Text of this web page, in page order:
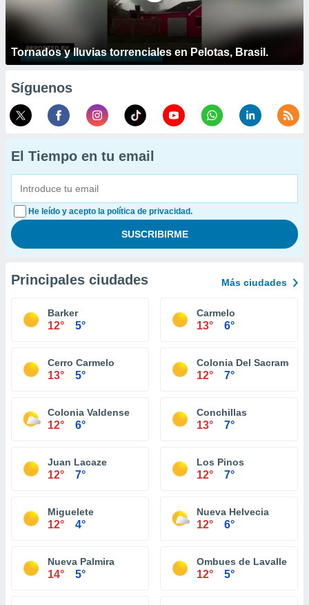
Tornados y lluvias torrenciales en Pelotas, Brasil.
Síguenos
El Tiempo en tu email
He leído y acepto la política de privacidad.
Principales ciudades Más ciudades
Barker
12° 5°
Carmelo
13° 6°
Cerro Carmelo
13° 5°
Colonia Del Sacramento
12° 7°
Colonia Valdense
12° 6°
Conchillas
13° 7°
Juan Lacaze
12° 7°
Los Pinos
12° 7°
Miguelete
12° 4°
Nueva Helvecia
12° 6°
Nueva Palmira
14° 5°
Ombues de Lavalle
12° 5°